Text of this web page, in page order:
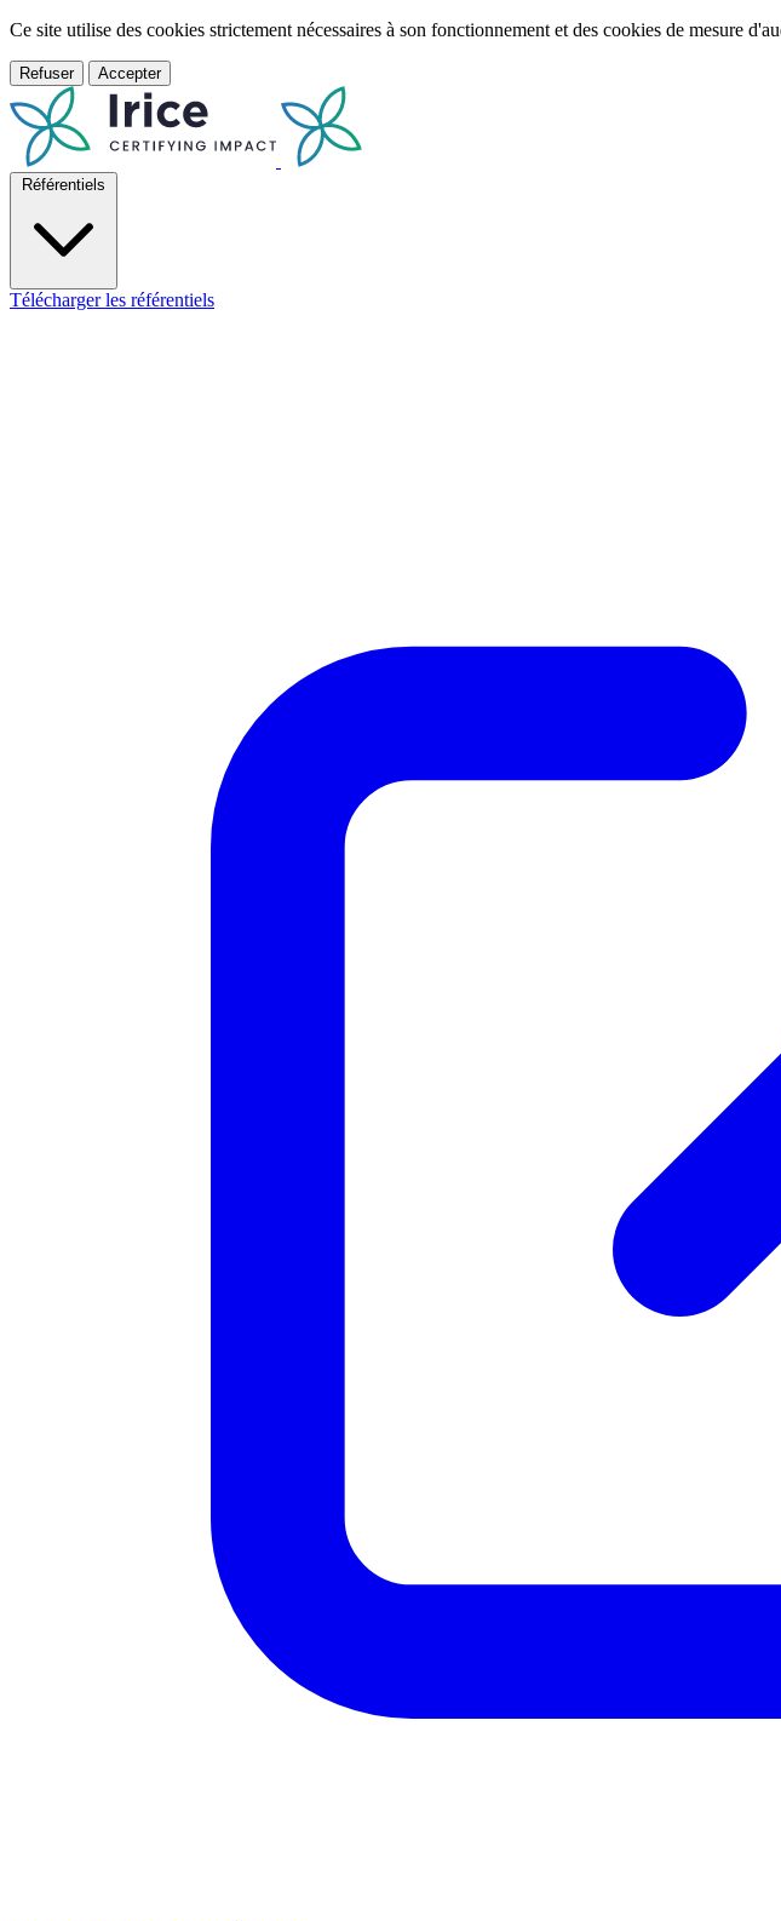
Ce site utilise des cookies strictement nécessaires à son fonctionnement et des cookies de mesure
Refuser Accepter
Référentiels
Télécharger les référentiels